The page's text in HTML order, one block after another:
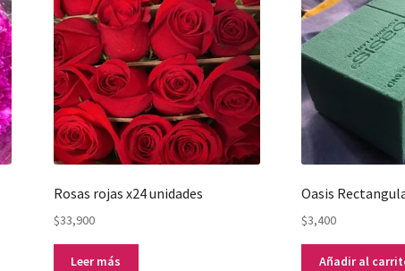
Rosas rojas x24 unidades
$33,900
Leer más
Oasis
$3,400
Añadir al